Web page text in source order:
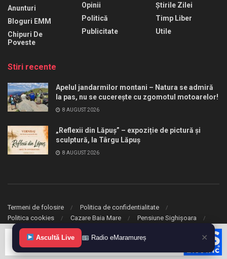
Anunturi
Bloguri EMM
Chipuri De
Poveste
Opinii
Politică
Publicitate
Știrile Zilei
Timp Liber
Utile
Stiri recente
Apelul jandarmilor montani – Natura se admiră
la pas, nu se cucerește cu zgomotul motoarelor!
8 AUGUST 2026
„Reflexii din Lăpuș” – expoziție de pictură și
sculptură, la Târgu Lăpuș
8 AUGUST 2026
Termeni de folosire
Politica de confidentialitate
Politica cookies
Cazare Baia Mare Pensiune Sighișoara
© 2020 eMaramures. Toate drepturile rezervate.
Ascultă Live Radio eMaramureș ✕